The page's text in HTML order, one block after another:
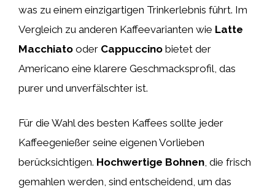
was zu einem einzigartigen Trinkerlebnis führt. Im
Vergleich zu anderen Kaffeevarianten wie Latte
Macchiato oder Cappuccino bietet der
Americano eine klarere Geschmacksprofil, das
purer und unverfälschter ist.
Für die Wahl des besten Kaffees sollte jeder
Kaffeegenießer seine eigenen Vorlieben
berücksichtigen. Hochwertige Bohnen, die frisch
gemahlen werden, sind entscheidend, um das